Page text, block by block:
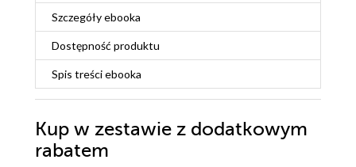
Szczegółyebooka
Dostępność produktu
Spis treściebooka
Kup w zestawie z dodatkowym
rabatem